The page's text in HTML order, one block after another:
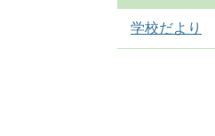
学校だより